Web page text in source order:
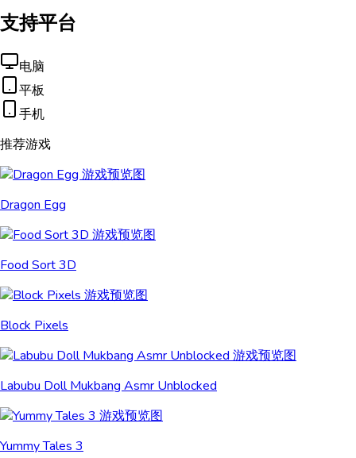
支持平台
电脑
平板
手机
推荐游戏
Dragon Egg
Food Sort 3D
Block Pixels
Labubu Doll Mukbang Asmr Unblocked
Yummy Tales 3